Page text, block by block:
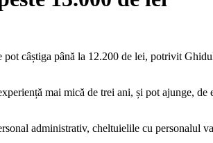
câștiga până la 12.200 de lei, potrivit
mai mică de trei ani, și pot ajunge,
administrativ, cheltuielile cu personalul